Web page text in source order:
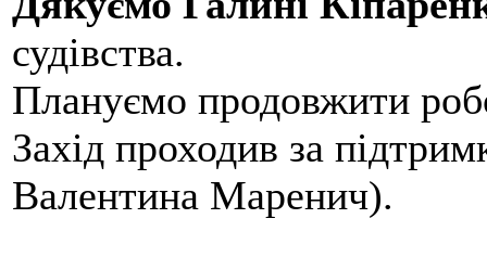
судівства.
Плануємо продовжити
Захід проходив за
Валентина Маренич).